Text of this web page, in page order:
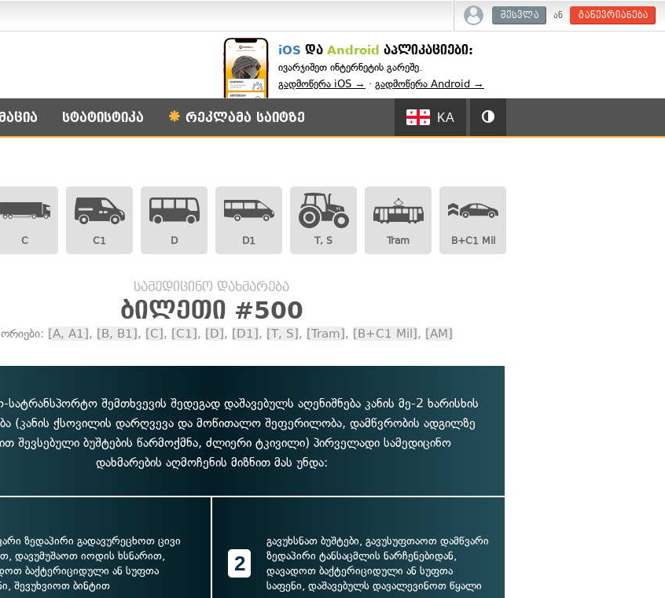
შესვლა ან გაწევრიანება
iOS და Android აპლიკაციები:
ივარჯიშეთ ინტერნეტის გარეშე.
გადმოწერა iOS → · გადმოწერა Android →
სტატისტიკა რეკლამა საიტზე KA
C C1 D D1 T, S Tram B+C1 Mil
სამედიცინო დახმარება
ბილეთი #500
[A, A1], [B, B1], [C], [C1], [D], [D1], [T, S], [Tram], [B+C1 Mil], [AM]
სატრანსპორტო შემთხვევის შედეგად დაშავებულს აღენიშნება კანის მე-2 ხარისხის
(კანის ქსოვილის დარღვევა და მოწითალო შეფერილობა, დამწვრობის ადგილზე
შევსებული ბუშტების წარმოქმნა, ძლიერი ტკივილი) პირველადი სამედიცინო
დახმარების აღმოჩენის მიზნით მას უნდა:
ზედაპირი გადავურეცხოთ ცივი
დავუმუშაოთ იოდის ხსნარით,
ბაქტერიციდული ან სუფთა
შევუხვიოთ ბინტით
2
გავუხსნათ ბუშტები, გავუსუფთაოთ დამწვარი
ზედაპირი ტანსაცმლის ნარჩენებიდან,
დავადოთ ბაქტერიციდული ან სუფთა
საფენი, დაშავებულს დავალევინოთ წყალი